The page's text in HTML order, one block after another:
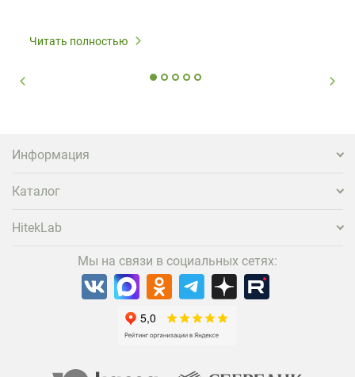
Читать полностью
Информация
Каталог
HitekLab
Мы на связи в социальных сетях: